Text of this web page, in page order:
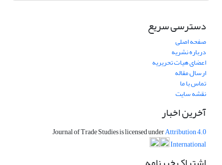
دسترسی سریع
صفحه اصلی
درباره نشریه
اعضای هیات تحریریه
ارسال مقاله
تماس با ما
نقشه سایت
آخرین اخبار
Journal of Trade Studies is licensed underAttribution 4.0
International